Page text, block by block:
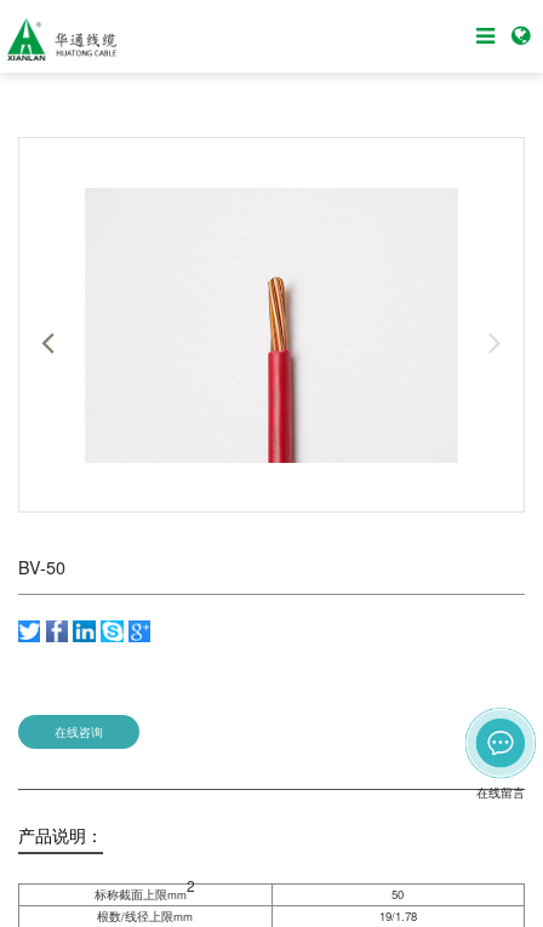
BV-50
在线咨询
产品说明：
标称截面上限mm2
50
根数/线径上限mm
19/1.78
在线留言